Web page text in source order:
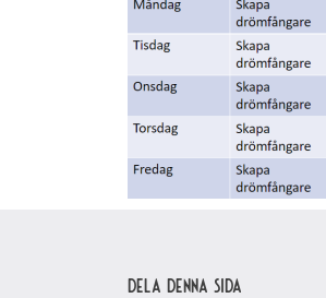
Dela denna sida